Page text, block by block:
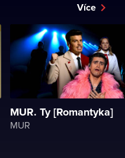
Více
MUR. Ty [Romantyka]
MUR